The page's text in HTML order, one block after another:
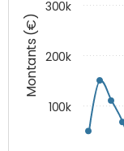
Montants (€)
100k
200k
300k